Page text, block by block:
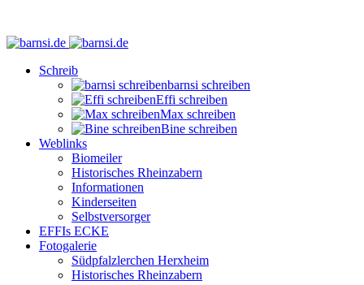
Schreib
barnsi schreiben
Effi schreiben
Max schreiben
Bine schreiben
Weblinks
Biomeiler
Historisches Rheinzabern
Informationen
Kinderseiten
Selbstversorger
EFFIs ECKE
Fotogalerie
Südpfalzlerchen Herxheim
Historisches Rheinzabern